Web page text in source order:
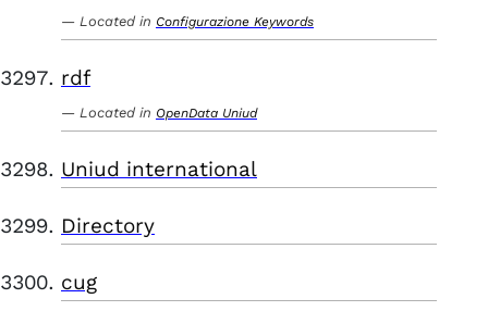
Located in Configurazione Keywords
rdf
Located in OpenData Uniud
Uniud international
Directory
cug